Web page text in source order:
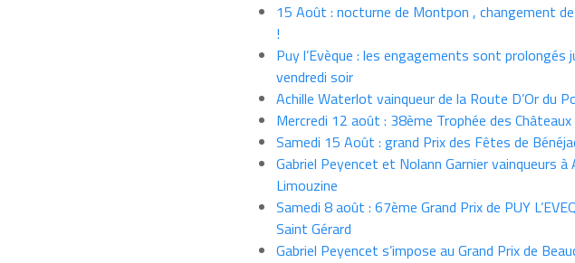
15 Août : nocturne de Montpon , changement
!
Puy l’Evèque : les engagements sont prolongés
vendredi soir
Achille Waterlot vainqueur de la Route D’Or du
Mercredi 12 août : 38ème Trophée des Châteaux
Samedi 15 Août : grand Prix des Fêtes de
Gabriel Peyencet et Nolann Garnier vainqueurs à
Limouzine
Samedi 8 août : 67ème Grand Prix de PUY
Saint Gérard
Gabriel Peyencet s’impose au Grand Prix de